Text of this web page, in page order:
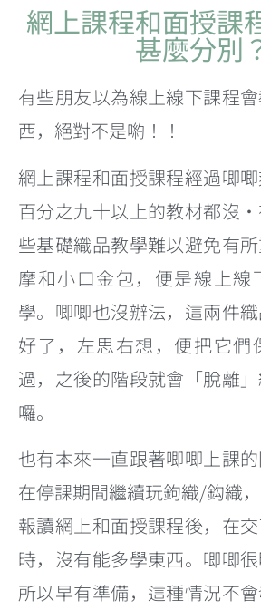
網上課程和面授課
甚麼分別
有些朋友以為線上線下課程
西，絕對不是喲！！
網上課程和面授課程經過唧
百分之九十以上的教材都沒
些基礎織品教學難以避免有
摩和小口金包，便是線上線
學。唧唧也沒辦法，這兩件
好了，左思右想，便把它們
過，之後的階段就會「脫離
囉。
也有本來一直跟著唧唧上課
在停課期間繼續玩鉤織/鈎織
報讀網上和面授課程後，在
時，沒有能多學東西。唧唧很
所以早有準備，這種情況不